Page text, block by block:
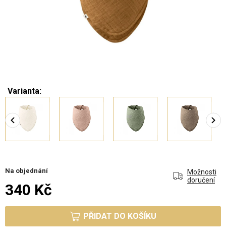
Varianta:
Na objednání
Možnosti
doručení
340 Kč
PŘIDAT DO KOŠÍKU